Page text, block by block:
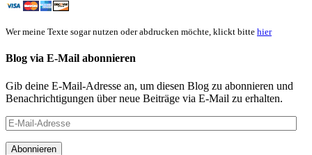
Wer meine Texte sogar nutzen oder abdrucken möchte, klickt bitte hier
Blog via E-Mail abonnieren
Gib deine E-Mail-Adresse an, um diesen Blog zu abonnieren und
Benachrichtigungen über neue Beiträge via E-Mail zu erhalten.
E-
Mail-
Adresse
Abonnieren